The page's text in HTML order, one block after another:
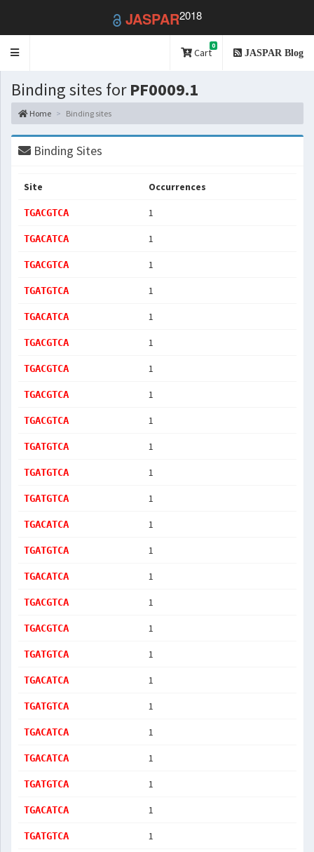
JASPAR2018
Toggle
Cart
0
JASPAR Blog
Binding sites forPF0009.1
Home Binding sites
Binding Sites
Site Occurrences
TGACGTCA 1
TGACATCA 1
TGACGTCA 1
TGATGTCA 1
TGACATCA 1
TGACGTCA 1
TGACGTCA 1
TGACGTCA 1
TGACGTCA 1
TGATGTCA 1
TGATGTCA 1
TGATGTCA 1
TGACATCA 1
TGATGTCA 1
TGACATCA 1
TGACGTCA 1
TGACGTCA 1
TGATGTCA 1
TGACATCA 1
TGATGTCA 1
TGACATCA 1
TGACATCA 1
TGATGTCA 1
TGACATCA 1
TGATGTCA 1